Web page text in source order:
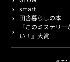
smart
田舎暮らしの本
『このミステリ
い！』大賞